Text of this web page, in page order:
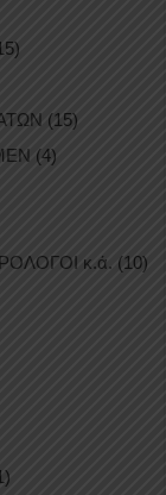
(15)
(4)
κ.ά. (10)